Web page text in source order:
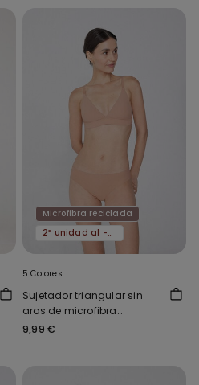
Microfibra reciclada
2ª unidad al -50%
5 Colores
Sujetador triangular sin
aros de microfibra
reciclada Lisbon
9,99 €